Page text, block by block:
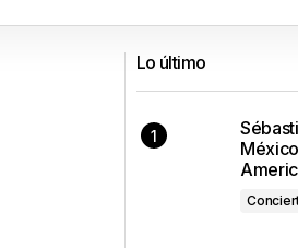
adelanto de Don't
Lo último